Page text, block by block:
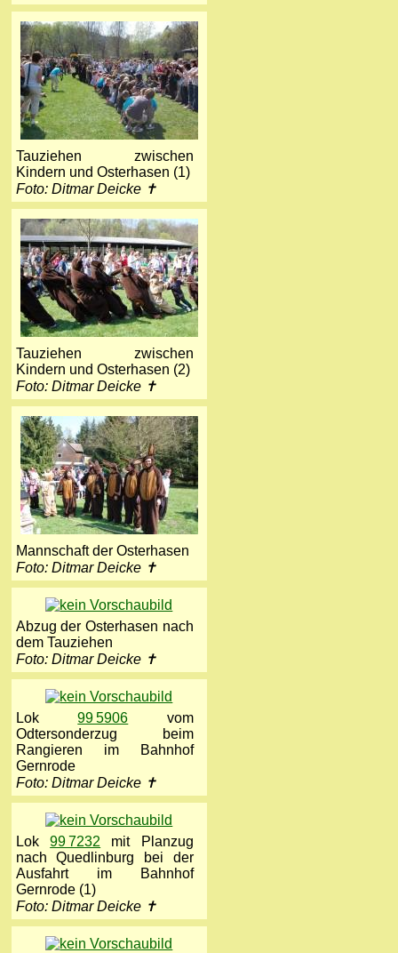
Tauziehen zwischen
Kindern und Osterhasen (1)
Foto: Ditmar Deicke ✝
Tauziehen zwischen
Kindern und Osterhasen (2)
Foto: Ditmar Deicke ✝
Mannschaft der Osterhasen
Foto: Ditmar Deicke ✝
Abzug der Osterhasen nach
dem Tauziehen
Foto: Ditmar Deicke ✝
Lok99 5906 vom
Odtersonderzug beim
Rangieren im Bahnhof
Gernrode
Foto: Ditmar Deicke ✝
Lok99 7232 mit Planzug
nach Quedlinburg bei der
Ausfahrt im Bahnhof
Gernrode (1)
Foto: Ditmar Deicke ✝